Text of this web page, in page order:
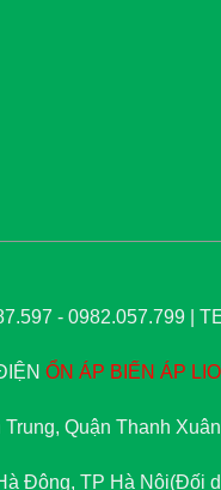
- 0982.057.799 |
ỔN ÁP BIẾN ÁP
Quận Thanh
Đông, TP Hà Nội(Đối